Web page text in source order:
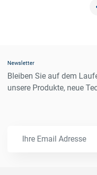
Newsletter
Bleiben Sie auf dem
unsere Produkte, neue